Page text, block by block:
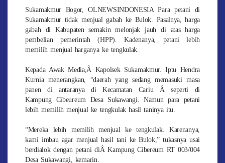
Sukamakmur Bogor, OLNEWSINDONESIA Para petani di
Sukamakmur tidak menjual gabah ke Bulok. Pasalnya, harga
gabah di Kabupaten semakin melonjak jauh di atas harga
pembelian pemerintah (HPP). Kadenanya, petani lebih
memilih menjual harganya ke tengkulak.
Kepada Awak Media,Â Kapolsek Sukamakmur. Iptu Hendra
Kurnia menerangkan, “daerah yang sedang memasuki masa
panen di antaranya di Kecamatan Cariu Â seperti di
Kampung Cibeureum Desa Sukawangi. Namun para petani
lebih memilih menjual ke tengkulak hasil taninya itu.
“Mereka lebih memilih menjual ke tengkulak. Karenanya,
kami imbau agar menjual hasil tani ke Bulok,” tukasnya usai
berdialok dengan petani diÂ Kampung Cibereum RT 003/004
Desa Sukawangi, kemarin.